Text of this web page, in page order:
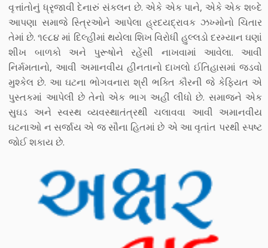
વૃત્તાંતોનું ધ્રૃજાવી દેનારું સંકલન છે. એકે એક પાને, એકે એક શબ્દે
આપણા સમાજે સ્ત્રિઓને આપેલા હ્રદયદ્રાવક ઝખ્મોનો ચિતાર
તેમાં છે. ૧૯૮૪ માં દિલ્હીમાં થયેલા શિખ વિરોધી હુલ્લડો દરમ્યાન ઘણાં
શીખ બાળકો અને પુરૂષોને રહેંસી નાખવામાં આવેલા. આવી
નિર્મમતાનો, આવી અમાનવીય હીનતાનો દાખલો ઈતિહાસમાં જડવો
મુશ્કેલ છે. આ ઘટના ભોગવનારા શ્રી ભક્તિ કૌરની જે કેફિયત એ
પુસ્તકમાં આપેલી છે તેનો એક ભાગ અહીં લીધો છે. સમાજને એક
સુઘડ અને સ્વસ્થ વ્યવસ્થાતંત્રથી ચલાવવા આવી અમાનવીય
ઘટનાઓ ન સર્જાય એ જ સૌના હિતમાં છે એ આ વૃતાંત પરથી સ્પષ્ટ
જોઈ શકાય છે.